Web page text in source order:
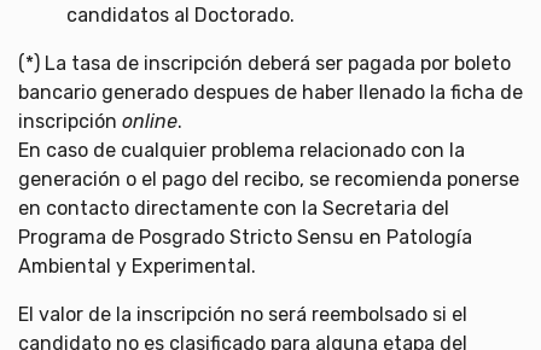
candidatos al Doctorado.
(*) La tasa de inscripción deberá ser pagada por boleto
bancario generado despues de haber llenado la ficha de
inscripción online.
En caso de cualquier problema relacionado con la
generación o el pago del recibo, se recomienda ponerse
en contacto directamente con la Secretaria del
Programa de Posgrado Stricto Sensu en Patología
Ambiental y Experimental.
El valor de la inscripción no será reembolsado si el
candidato no es clasificado para alguna etapa del